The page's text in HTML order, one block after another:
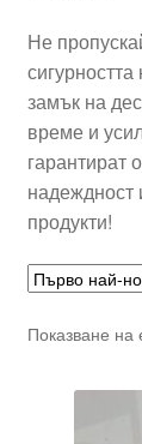
Транспорт
Не
замък на
време и
гарантират
надеждност
продукти!
Показване на